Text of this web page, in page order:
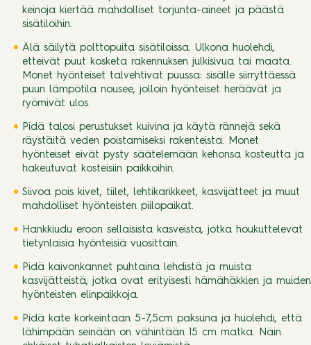
keinoja kiertää mahdolliset torjunta-aineet ja päästä
sisätiloihin.
Älä säilytä polttopuita sisätiloissa. Ulkona huolehdi,
etteivät puut kosketa rakennuksen julkisivua tai maata.
Monet hyönteiset talvehtivat puussa: sisälle siirryttäessä
puun lämpötila nousee, jolloin hyönteiset heräävät ja
ryömivät ulos.
Pidä talosi perustukset kuivina ja käytä rännejä sekä
räystäitä veden poistamiseksi rakenteista. Monet
hyönteiset eivät pysty säätelemään kehonsa kosteutta ja
hakeutuvat kosteisiin paikkoihin.
Siivoa pois kivet, tiilet, lehtikarikkeet, kasvijätteet ja muut
mahdolliset hyönteisten piilopaikat.
Hankkiudu eroon sellaisista kasveista, jotka houkuttelevat
tietynlaisia hyönteisiä vuosittain.
Pidä kaivonkannet puhtaina lehdistä ja muista
kasvijätteistä, jotka ovat erityisesti hämähäkkien ja muiden
hyönteisten elinpaikkoja.
Pidä kate korkeintaan 5-7,5cm paksuna ja huolehdi, että
lähimpään seinään on vähintään 15 cm matka. Näin